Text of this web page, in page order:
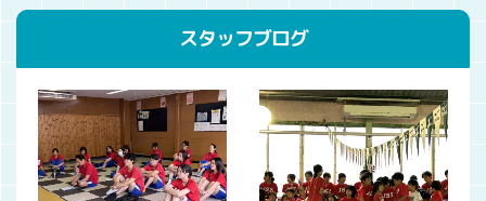
スタッフブログ